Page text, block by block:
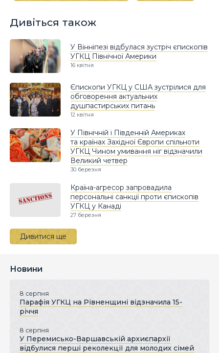
Дивіться також
У Вінніпезі відбулася зустріч єпископів
УГКЦ Північної Америки
16 квітня
Єпископи УГКЦ у США зустрілися для
обговорення актуальних
душпастирських питань
12 квітня
У Північній і Південній Америках
та країнах Західної Європи спільноти
УГКЦ Чином умивання ніг відзначили
Великий четвер
30 березня
Країна-агресор запровадила
персональні санкції проти єпископів
УГКЦ у Канаді
27 березня
Дивитися ще
Новини
8 серпня
Парафія УГКЦ на Рівненщині відзначила 15-
річчя
8 серпня
У Перемисько-Варшавській архиєпархії
відбулися перші реколекції для молодих сімей